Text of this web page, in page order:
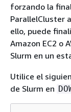
forzando la
ParallelCluster
ello, puede
Amazon EC2 o
Slurm en un
Utilice el
de Slurm en